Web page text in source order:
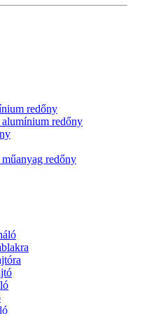
redőny
alumínium redőny
redőny